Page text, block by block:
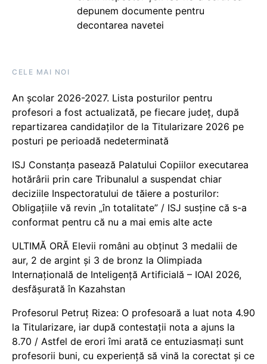
depunem documente pentru
decontarea navetei
CELE MAI NOI
An școlar 2026-2027. Lista posturilor pentru
profesori a fost actualizată, pe fiecare județ, după
repartizarea candidaților de la Titularizare 2026 pe
posturi pe perioadă nedeterminată
ISJ Constanța pasează Palatului Copiilor executarea
hotărârii prin care Tribunalul a suspendat chiar
deciziile Inspectoratului de tăiere a posturilor:
Obligațiile vă revin „în totalitate” / ISJ susține că s-a
conformat pentru că nu a mai emis alte acte
ULTIMĂ ORĂ Elevii români au obținut 3 medalii de
aur, 2 de argint și 3 de bronz la Olimpiada
Internațională de Inteligență Artificială – IOAI 2026,
desfășurată în Kazahstan
Profesorul Petruț Rizea: O profesoară a luat nota 4.90
la Titularizare, iar după contestații nota a ajuns la
8.70 / Astfel de erori îmi arată ce entuziasmați sunt
profesorii buni, cu experiență să vină la corectat și ce